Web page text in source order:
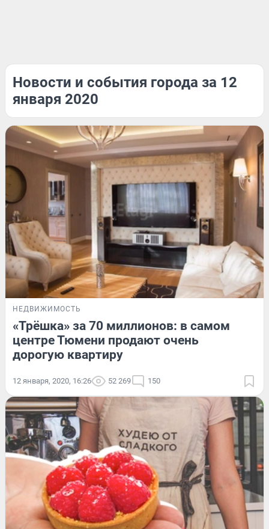
Новости и события города за 12
января 2020
НЕДВИЖИМОСТЬ
«Трёшка» за 70 миллионов: в самом
центре Тюмени продают очень
дорогую квартиру
12 января, 2020, 16:26 52 269 150